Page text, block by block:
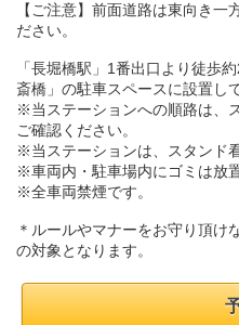
【ご注意】前面道路は東向き一
ださい。
「長堀橋駅」1番出口より徒歩
斎橋」の駐車スペースに設置し
※当ステーションへの順路は、
ご確認ください。
※当ステーションは、スタンド
※車両内・駐車場内にゴミは放
※全車両禁煙です。
＊ルールやマナーをお守り頂け
の対象となります。